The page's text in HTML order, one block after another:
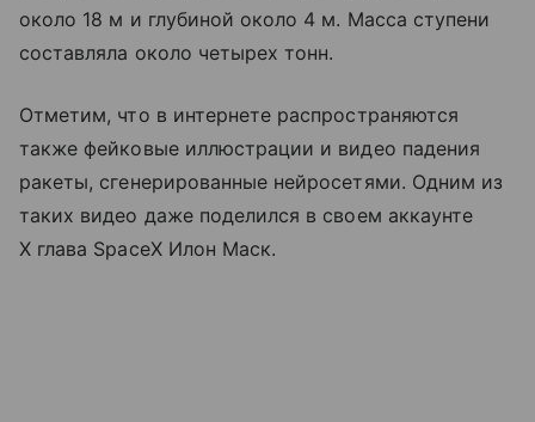
около 18 м и глубиной около 4 м. Масса ступени
составляла около четырех тонн.
Отметим, что в интернете распространяются
также фейковые иллюстрации и видео падения
ракеты, сгенерированные нейросетями. Одним из
таких видео даже поделился в своем аккаунте
X глава SpaceX Илон Маск.